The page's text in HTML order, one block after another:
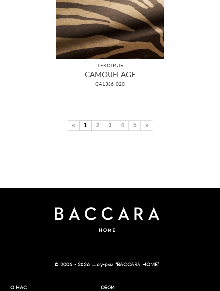
ТЕКСТИЛЬ
CAMOUFLAGE
CA1386-020
« 1 2 3 4 5 »
© 2006 - 2026 Шоу-рум “BACCARA HOME”
О НАС ОБОИ